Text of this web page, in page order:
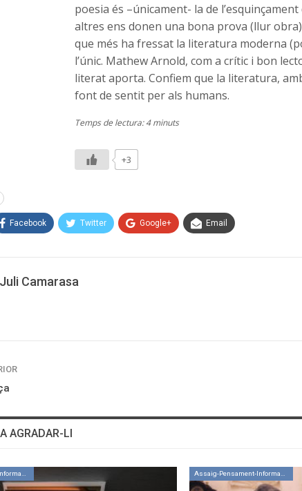
poesia és –únicament- la de l’esquinçament
altres ens donen una bona prova (llur
que més ha fressat la literatura moderna
l’únic. Mathew Arnold, com a crític i bon
literat aporta. Confiem que la literatura,
font de sentit per als humans.
Temps de lectura: 4 minuts
+3
Facebook Twitter Google+ Email
Juli Camarasa
AGRADAR-LI